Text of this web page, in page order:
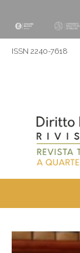
ISSN 2240-7618